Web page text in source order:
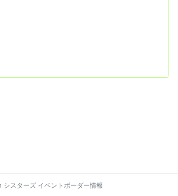
スターズ イベントボーダー情報